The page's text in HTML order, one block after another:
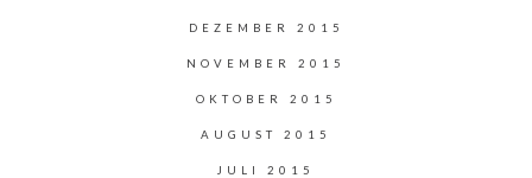
DEZEMBER 2015
NOVEMBER 2015
OKTOBER 2015
AUGUST 2015
JULI 2015